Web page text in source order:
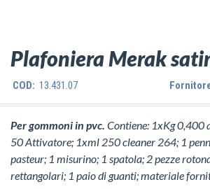
Plafoniera Merak
COD: 13.431.07
Per gommoni in pvc. Contiene: 1xKg 0,400
50 Attivatore; 1xml 250 cleaner 264; 1
pasteur; 1 misurino; 1 spatola; 2 pezze
rettangolari; 1 paio di guanti; materiale